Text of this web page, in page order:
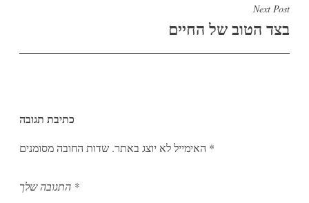
Next Post
בצד הטוב של החיים
כתיבת תגובה
האימייל לא יוצג באתר. *
*